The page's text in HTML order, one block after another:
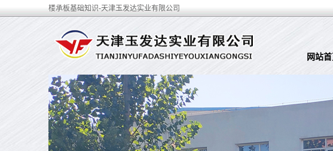
楼承板基础知识-天津玉发达实业有限公司
网站